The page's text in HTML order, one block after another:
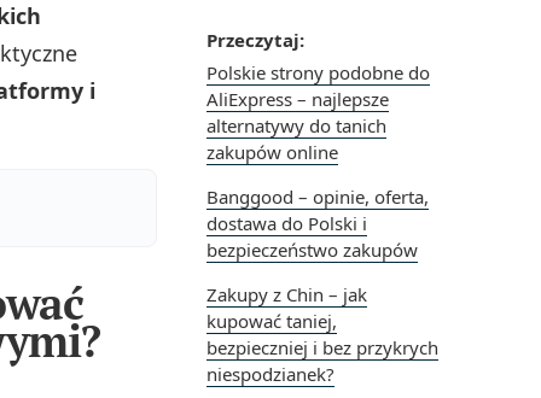
Przeczytaj:
Polskie strony podobne do
AliExpress – najlepsze
alternatywy do tanich
zakupów online
Banggood – opinie, oferta,
dostawa do Polski i
bezpieczeństwo zakupów
Zakupy z Chin – jak
kupować taniej,
bezpieczniej i bez przykrych
niespodzianek?
i